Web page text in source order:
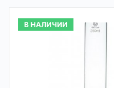
В НАЛИЧИИ